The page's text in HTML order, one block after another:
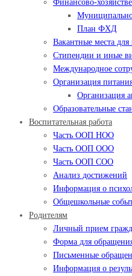
Финансово-
План ФХД
Вакантные места
Стипендии и иные
Международное
Организация
Организация
Образовательные
Воспитательная работа
Часть ООП НОО
Часть ООП ООО
Часть ООП СОО
Анализ достижений
Информация о
Общешкольные
Родителям
Личный прием
Форма для
Письменные
Информация о